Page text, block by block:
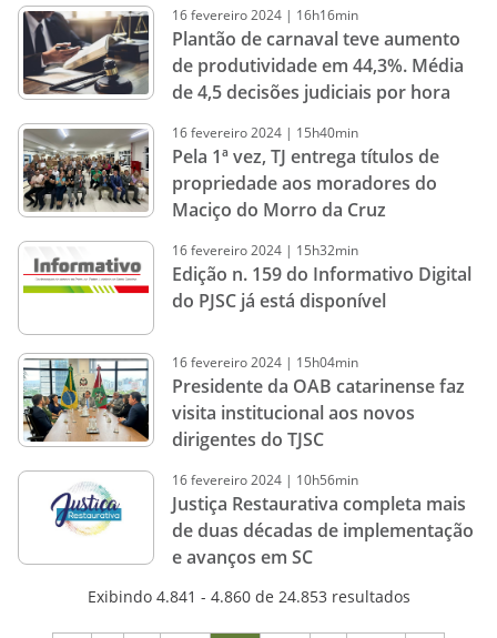
16fevereiro2024 | 16h16min
Plantão de carnaval teve aumento
de produtividade em 44,3%. Média
de 4,5 decisões judiciais por hora
16fevereiro2024 | 15h40min
Pela 1ª vez, TJ entrega títulos de
propriedade aos moradores do
Maciço do Morro da Cruz
16fevereiro2024 | 15h32min
Edição n. 159 do Informativo Digital
do PJSC já está disponível
16fevereiro2024 | 15h04min
Presidente da OAB catarinense faz
visita institucional aos novos
dirigentes do TJSC
16fevereiro2024 | 10h56min
Justiça Restaurativa completa mais
de duas décadas de implementação
e avanços em SC
Exibindo 4.841 - 4.860 de 24.853 resultados